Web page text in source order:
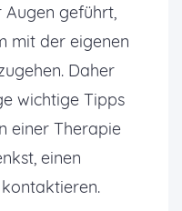
geführt,
mit der eigenen
Daher
wichtige Tipps
einer Therapie
einen